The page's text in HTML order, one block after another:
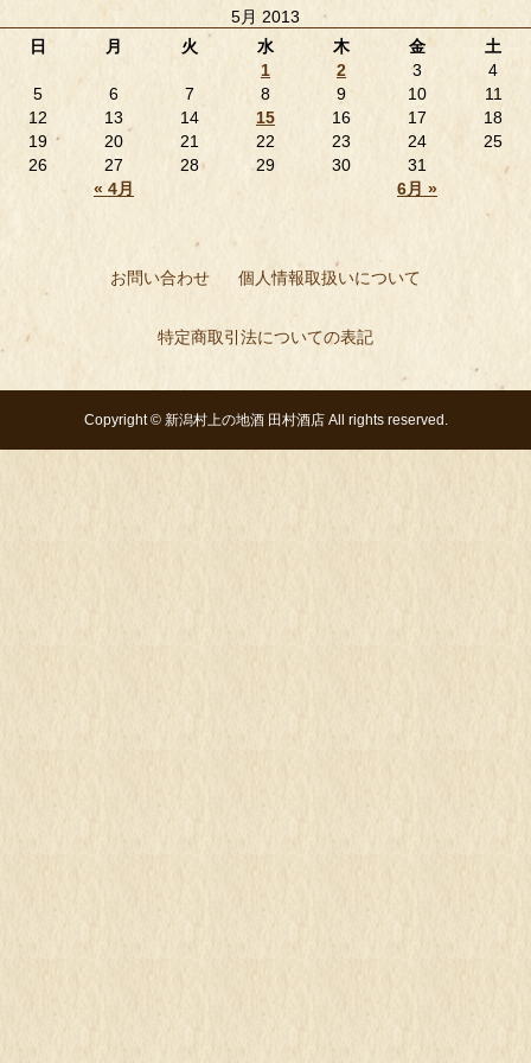
5月 2013
日
月 火 水 木 金 土
« 4月 6月 »
1 2 3
4
5
6 7 8 9 10
11
12
13 14 15 16 17
18
19
20 21 22 23 24
25
26
27 28 29 30 31
お問い合わせ 個人情報取扱いについて
特定商取引法についての表記
Copyright © 新潟村上の地酒 田村酒店All rights reserved.